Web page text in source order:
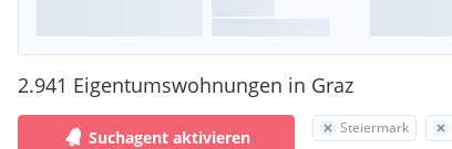
2.941 Eigentumswohnungen in Graz
Suchagent aktivieren Steiermark